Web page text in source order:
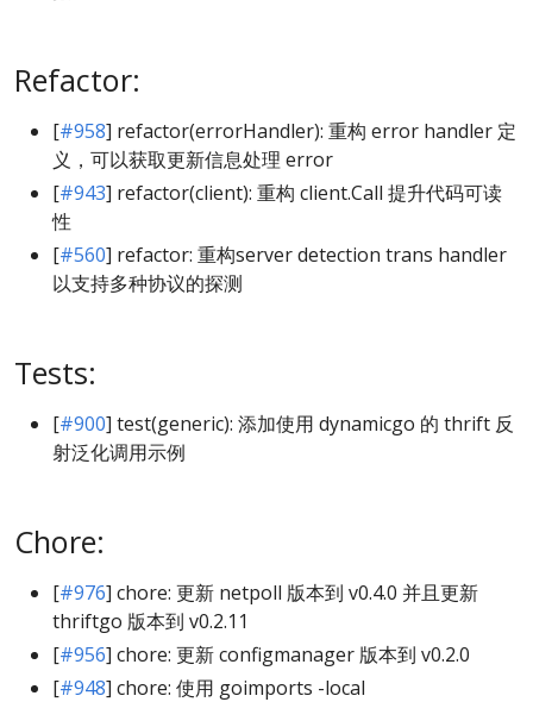
Refactor:
[#958] refactor(errorHandler): 重构 error handler 定
义，可以获取更新信息处理 error
[#943] refactor(client): 重构 client.Call 提升代码可读
性
[#560] refactor: 重构server detection trans handler
以支持多种协议的探测
Tests:
[#900] test(generic): 添加使用 dynamicgo 的 thrift 反
射泛化调用示例
Chore:
[#976] chore: 更新 netpoll 版本到 v0.4.0 并且更新
thriftgo 版本到 v0.2.11
[#956] chore: 更新 configmanager 版本到 v0.2.0
[#948] chore: 使用 goimports -local